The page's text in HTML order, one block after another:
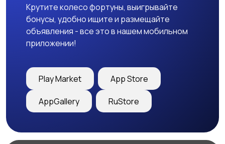
Крутите колесо фортуны, выигрывайте
бонусы, удобно ищите и размещайте
объявления - все это в нашем мобильном
приложении!
Play Market App Store
AppGallery RuStore